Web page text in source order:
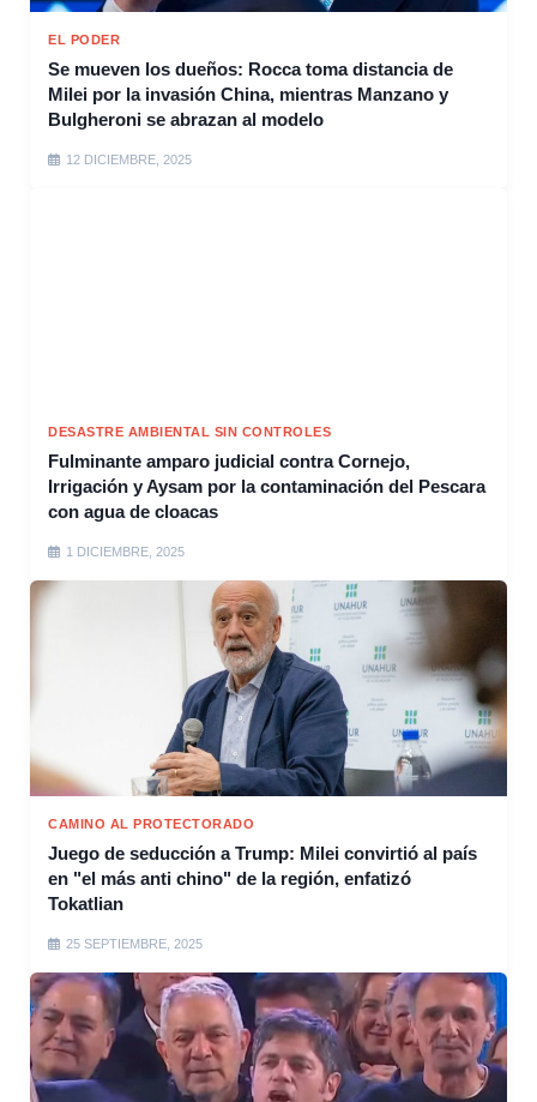
EL PODER
Se mueven los dueños: Rocca toma distancia de
Milei por la invasión China, mientras Manzano y
Bulgheroni se abrazan al modelo
12 DICIEMBRE, 2025
DESASTRE AMBIENTAL SIN CONTROLES
Fulminante amparo judicial contra Cornejo,
Irrigación y Aysam por la contaminación del Pescara
con agua de cloacas
1 DICIEMBRE, 2025
CAMINO AL PROTECTORADO
Juego de seducción a Trump: Milei convirtió al país
en "el más anti chino" de la región, enfatizó
Tokatlian
25 SEPTIEMBRE, 2025